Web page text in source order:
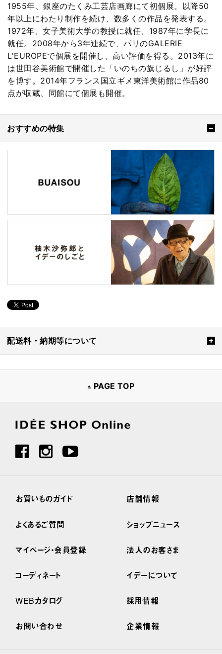
1955年、銀座のたくみ工芸店画廊にて初個展。以降50
年以上にわたり制作を続け、数多くの作品を発表する。
1972年、女子美術大学の教授に就任、1987年に学長に
就任。2008年から3年連続で、パリのGALERIE
L'EUROPEで個展を開催し、高い評価を得る。2013年に
は世田谷美術館で開催した「いのちの旗じるし」が好評
を博す。2014年フランス国立ギメ東洋美術館に作品80
点が収蔵、同館にて個展も開催。
おすすめの特集
配送料・納期等について
PAGE TOP
お買いものガイド
よくあるご質問
マイページ・会員登録
コーディネート
WEBカタログ
お問い合わせ
店舗情報
ショップニュース
法人のお客さま
イデーについて
採用情報
企業情報